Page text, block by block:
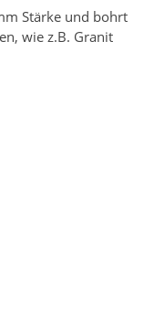
Stärke und bohrt
wie z.B. Granit